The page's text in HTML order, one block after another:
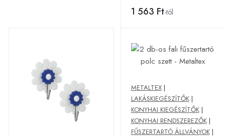
1 563 Ft-tól
METALTEX|
LAKÁSKIEGÉSZÍTŐK|
KONYHAI KIEGÉSZÍTŐK|
KONYHAI RENDSZEREZŐK|
FŰSZERTARTÓ ÁLLVÁNYOK|